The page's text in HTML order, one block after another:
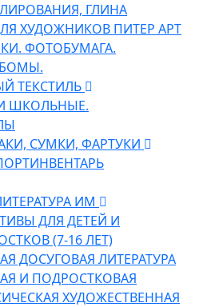
ГЛИНА
ХУДОЖНИКОВ ПИТЕР АРТ
ФОТОБУМАГА.
ТЕКСТИЛЬ
ШКОЛЬНЫЕ.
СУМКИ, ФАРТУКИ
ИМ
ДЛЯ ДЕТЕЙ И
(7-16 ЛЕТ)
ДОСУГОВАЯ ЛИТЕРАТУРА
И ПОДРОСТКОВАЯ
ХУДОЖЕСТВЕННАЯ